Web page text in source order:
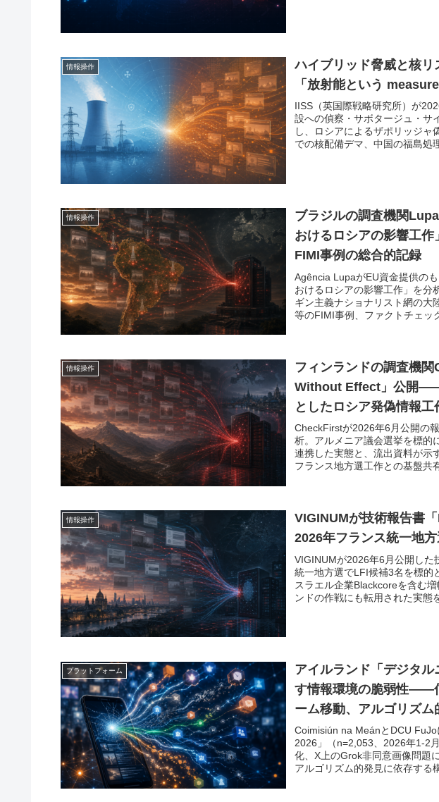
情報操作
ハイブリッド脅威と核
「放射能という
IISS（英国際戦略研究所）が
設への偵察・サボタージュ・サ
し、ロシアによるザポリッジャ
での核配備デマ、中国の福島処
情報操作
ブラジルの調査機関
おけるロシアの影響工
FIMI事例の総合的記録
Agência LupaがEU資金提供の
おけるロシアの影響工作」を分
ギン主義ナショナリスト網の
等のFIMI事例、ファクトチェッ
情報操作
フィンランドの調査機
Without Effect」公開
としたロシア発偽情報工
CheckFirstが2026年6月公開の
析。アルメニア議会選挙を標
連携した実態と、流出資料が示
フランス地方選工作との基盤共
情報操作
VIGINUMが技術報告書
2026年フランス統一地
VIGINUMが2026年6月公開した
統一地方選でLFI候補3名を標的
スラエル企業Blackcoreを含む
ンドの作戦にも転用された実態
プラットフォーム
アイルランド「デジタ
す情報環境の脆弱性——
ーム移動、アルゴリズム
Coimisiún na MeánとDCU
2026」（n=2,053、2026年1-2
化、X上のGrok非同意画像問題
アルゴリズム的発見に依存する